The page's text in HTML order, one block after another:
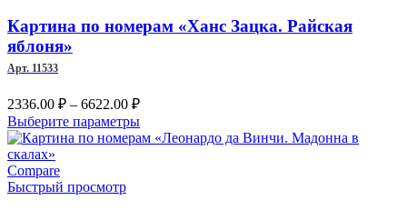
Опции
можно
товара.
Картина по номерам «Ханс Зацка. Райская
яблоня»
Арт. 11533
2336.00 ₽ – 6622.00 ₽Диапазон
цен:
2336.00 ₽
Выберите параметрыЭтот
товар
Compare
Быстрый просмотр